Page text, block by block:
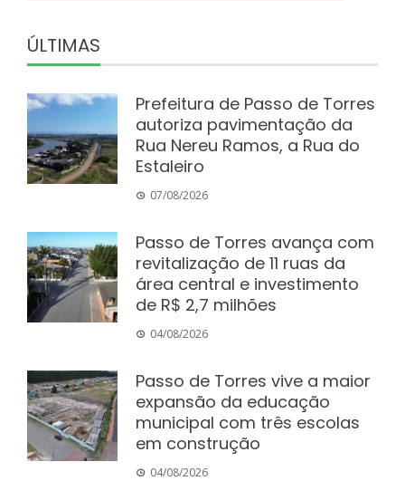
ÚLTIMAS
Prefeitura de Passo de Torres
autoriza pavimentação da
Rua Nereu Ramos, a Rua do
Estaleiro
07/08/2026
Passo de Torres avança com
revitalização de 11 ruas da
área central e investimento
de R$ 2,7 milhões
04/08/2026
Passo de Torres vive a maior
expansão da educação
municipal com três escolas
em construção
04/08/2026